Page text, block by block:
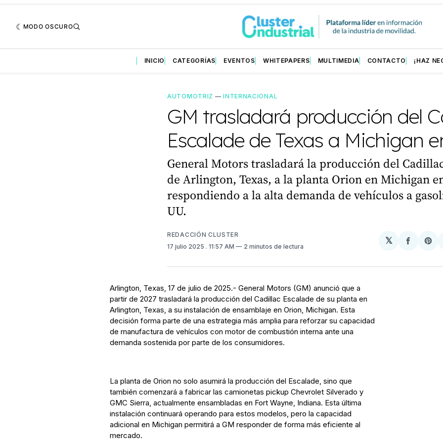
MODO OSCURO
INICIO CATEGORÍAS EVENTOS WHITEPAPERS MULTIMEDIA CONTACTO ¡HAZ
AUTOMOTRIZ —INTERNACIONAL
GM trasladará producción del
Escalade de Texas a Michigan
General Motors trasladará la producción del
de Arlington, Texas, a la planta Orion en Michigan
respondiendo a la alta demanda de vehículos a
UU.
REDACCIÓN CLUSTER
17 julio 2025 . 11:57 AM 2 minutos de lectura
𝕏
Arlington, Texas, 17 de julio de 2025.- General Motors (GM) anunció que a
partir de 2027 trasladará la producción del Cadillac Escalade de su planta en
Arlington, Texas, a su instalación de ensamblaje en Orion, Michigan. Esta
decisión forma parte de una estrategia más amplia para reforzar su capacidad
de manufactura de vehículos con motor de combustión interna ante una
demanda sostenida por parte de los consumidores.
La planta de Orion no solo asumirá la producción del Escalade, sino que
también comenzará a fabricar las camionetas pickup Chevrolet Silverado y
GMC Sierra, actualmente ensambladas en Fort Wayne, Indiana. Esta última
instalación continuará operando para estos modelos, pero la capacidad
adicional en Michigan permitirá a GM responder de forma más eficiente al
mercado.